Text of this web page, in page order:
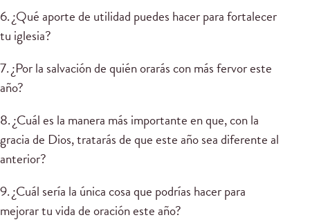
6. ¿Qué aporte de utilidad puedes hacer para fortalecer
tu iglesia?
7. ¿Por la salvación de quién orarás con más fervor este
año?
8. ¿Cuál es la manera más importante en que, con la
gracia de Dios, tratarás de que este año sea diferente al
anterior?
9. ¿Cuál sería la única cosa que podrías hacer para
mejorar tu vida de oración este año?